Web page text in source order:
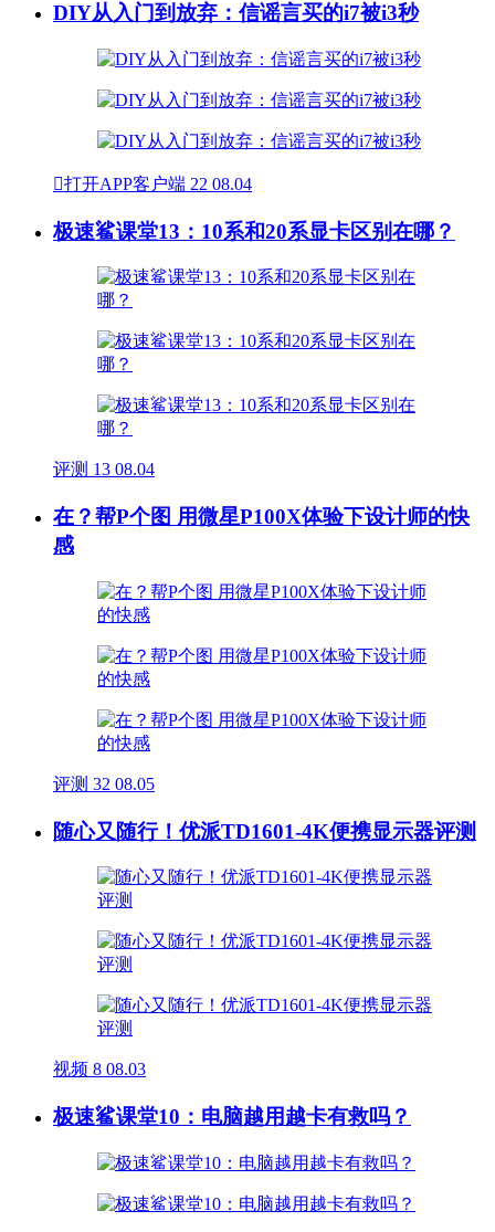
DIY从入门到放弃：信谣言买的i7被i3秒
打开APP客户端 22 08.04
极速鲨课堂13：10系和20系显卡区别在哪？
评测 13 08.04
在？帮P个图 用微星P100X体验下设计师的快
感
评测 32 08.05
随心又随行！优派TD1601-4K便携显示器评测
视频 8 08.03
极速鲨课堂10：电脑越用越卡有救吗？